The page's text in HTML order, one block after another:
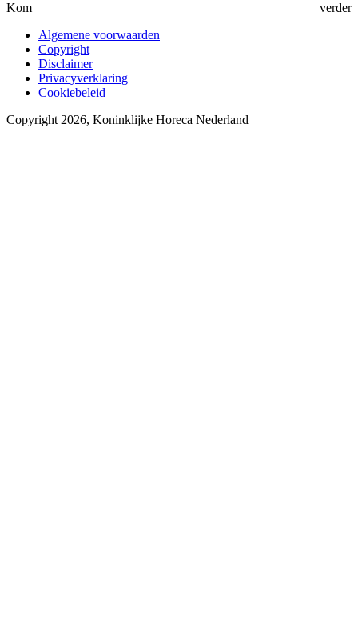
Kom verder
Algemene voorwaarden
Copyright
Disclaimer
Privacyverklaring
Cookiebeleid
Copyright 2026, Koninklijke Horeca Nederland